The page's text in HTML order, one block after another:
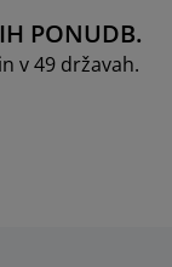
PONUDB.
v 49 državah.